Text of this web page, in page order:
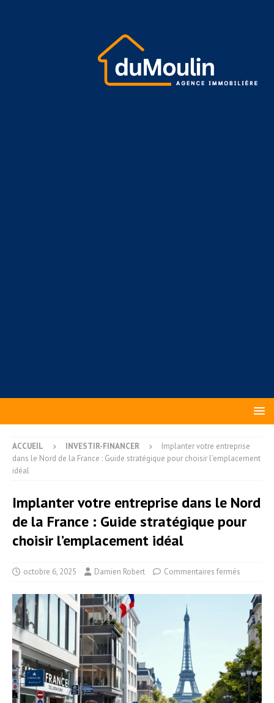
ACCUEIL INVESTIR-FINANCER
Implanter votre entreprise
dans le Nord de la France : Guide stratégique pour choisir l’emplacement
idéal
Implanter votre entreprise dans le Nord
de la France : Guide stratégique pour
choisir l’emplacement idéal
octobre 6, 2025 Damien Robert Commentaires fermés